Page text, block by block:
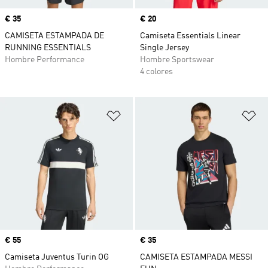
Precio
€ 35
CAMISETA ESTAMPADA DE
RUNNING ESSENTIALS
Hombre Performance
Precio
€ 20
Camiseta Essentials Linear
Single Jersey
Hombre Sportswear
4 colores
Añadir a la lista de deseos
Precio
€ 55
Camiseta Juventus Turin OG
Precio
€ 35
CAMISETA ESTAMPADA MESSI